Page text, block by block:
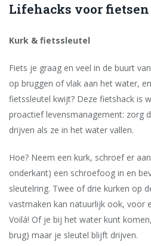
Lifehacks voor fietsen
Kurk & fietssleutel
Fiets je graag en veel in de buurt
op bruggen of vlak aan het water,
fietssleutel kwijt? Deze fietshack is
proactief levensmanagement: zorg
drijven als ze in het water vallen.
Hoe? Neem een kurk, schroef er
onderkant) een schroefoog in en
sleutelring. Twee of drie kurken op
vastmaken kan natuurlijk ook, voor
Voilá! Of je bij het water kunt
brug) maar je sleutel blijft drijven.